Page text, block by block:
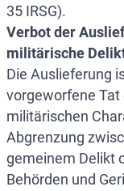
35 IRSG).
Verbot der
militärische
Die Auslieferung
vorgeworfene Tat
militärischen
Abgrenzung
gemeinem Delikt
Behörden und